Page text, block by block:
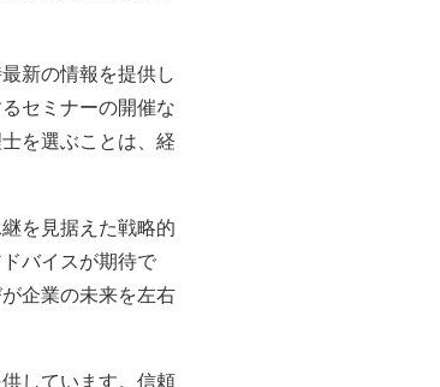
新の情報を提供し
セミナーの開催な
を選ぶことは、経
を見据えた戦略的
バイスが期待で
企業の未来を左右
しています。信頼